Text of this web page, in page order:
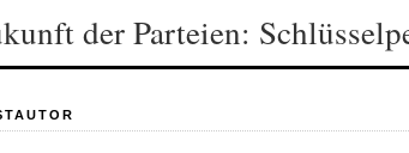
der Parteien: